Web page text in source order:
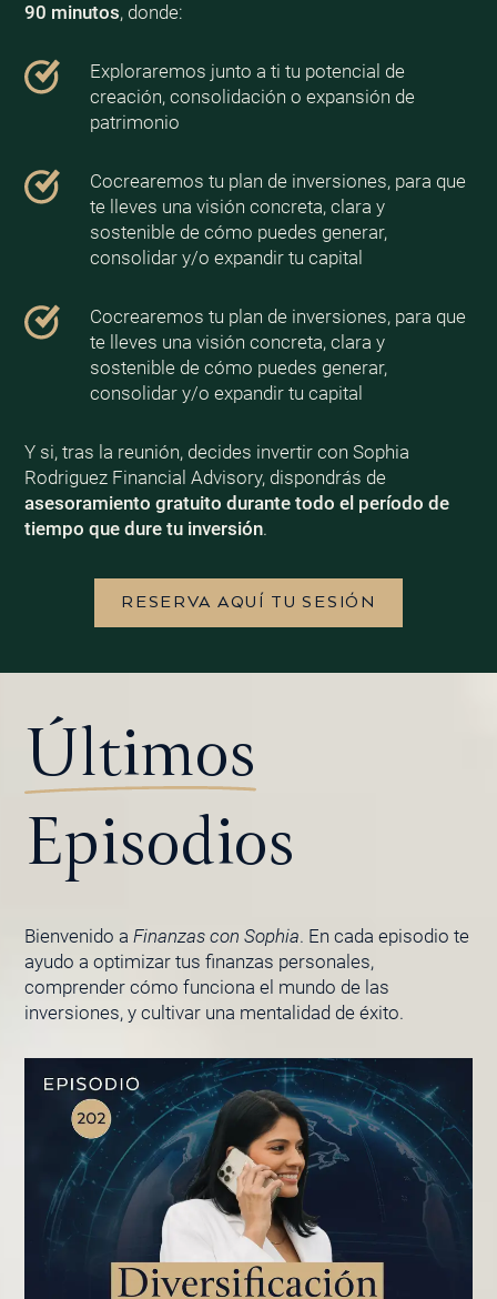
90 minutos, donde:
Exploraremos junto a ti tu potencial de
creación, consolidación o expansión de
patrimonio
Cocrearemos tu plan de inversiones, para que
te lleves una visión concreta, clara y
sostenible de cómo puedes generar,
consolidar y/o expandir tu capital
Cocrearemos tu plan de inversiones, para que
te lleves una visión concreta, clara y
sostenible de cómo puedes generar,
consolidar y/o expandir tu capital
Y si, tras la reunión, decides invertir con Sophia
Rodriguez Financial Advisory, dispondrás de
asesoramiento gratuito durante todo el período de
tiempo que dure tu inversión.
RESERVA AQUÍ TU SESIÓN
Últimos
Episodios
Bienvenido a Finanzas con Sophia. En cada episodio te
ayudo a optimizar tus finanzas personales,
comprender cómo funciona el mundo de las
inversiones, y cultivar una mentalidad de éxito.
PÁGINA
PÁGINA
PÁGINAPÁGINA